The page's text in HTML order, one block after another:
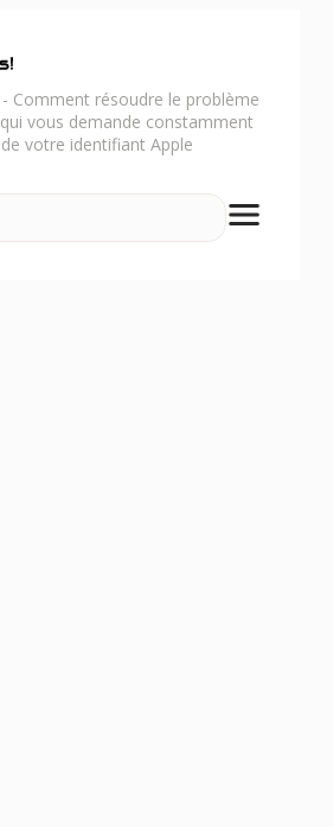
- Comment résoudre le problème
vous demande constamment
votre identifiant Apple